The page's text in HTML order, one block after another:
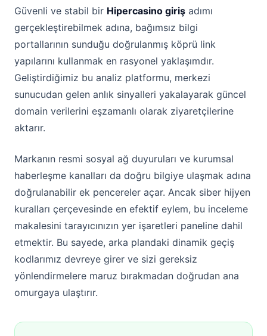
Güvenli ve stabil bir Hipercasino giriş adımı
gerçekleştirebilmek adına, bağımsız bilgi
portallarının sunduğu doğrulanmış köprü link
yapılarını kullanmak en rasyonel yaklaşımdır.
Geliştirdiğimiz bu analiz platformu, merkezi
sunucudan gelen anlık sinyalleri yakalayarak güncel
domain verilerini eşzamanlı olarak ziyaretçilerine
aktarır.
Markanın resmi sosyal ağ duyuruları ve kurumsal
haberleşme kanalları da doğru bilgiye ulaşmak adına
doğrulanabilir ek pencereler açar. Ancak siber hijyen
kuralları çerçevesinde en efektif eylem, bu inceleme
makalesini tarayıcınızın yer işaretleri paneline dahil
etmektir. Bu sayede, arka plandaki dinamik geçiş
kodlarımız devreye girer ve sizi gereksiz
yönlendirmelere maruz bırakmadan doğrudan ana
omurgaya ulaştırır.